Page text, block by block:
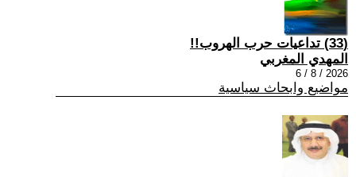
(33) تداعيات حرب الهروب!!
المهدي المغربي
2026 / 8 / 6
مواضيع وابحاث سياسية